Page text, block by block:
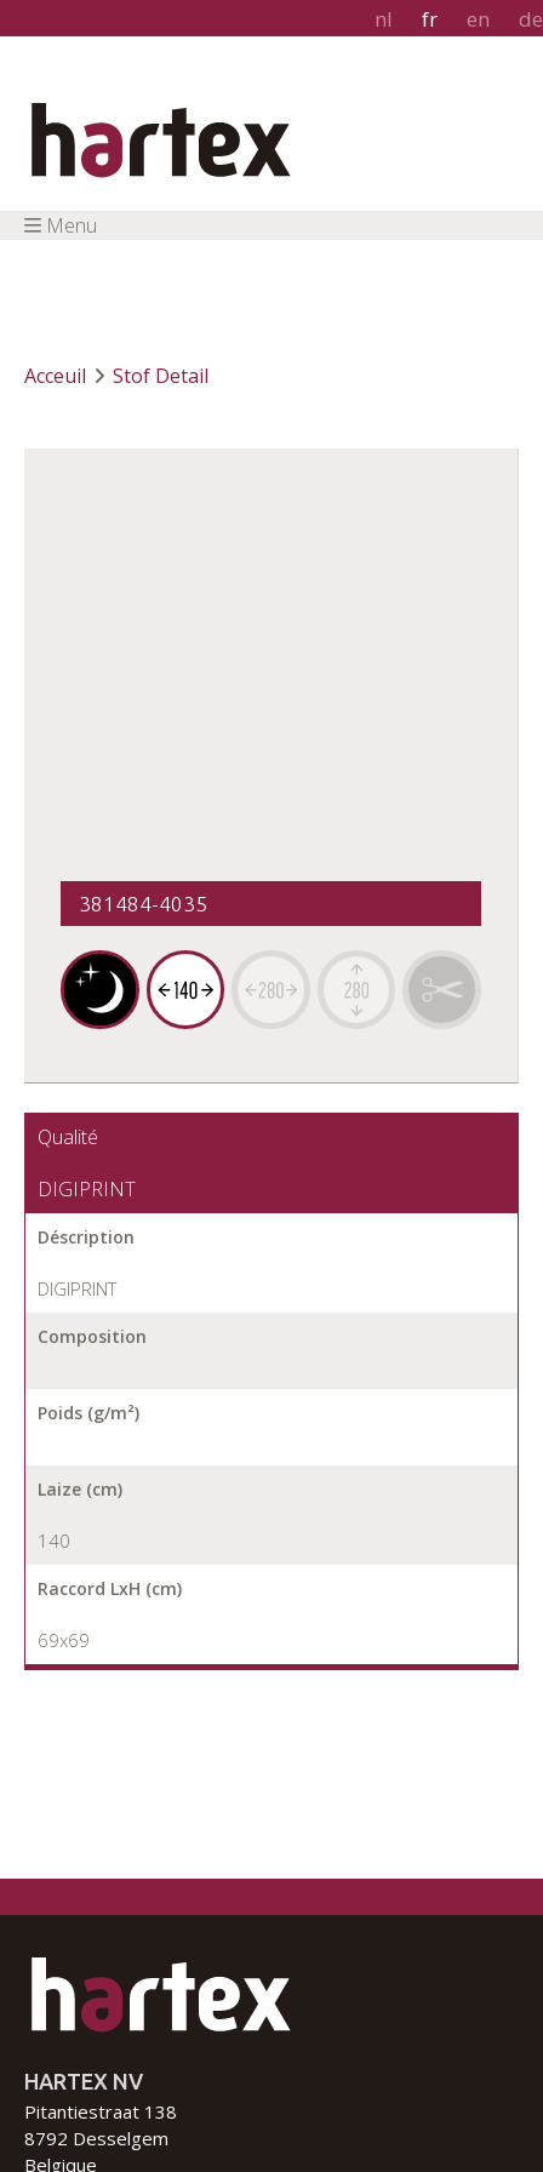
nl fr en de
Menu
Acceuil Stof Detail
381484-4035
Qualité
DIGIPRINT
Déscription
DIGIPRINT
Composition
Poids (g/m²)
Laize (cm)
140
Raccord LxH (cm)
69x69
HARTEX NV
Pitantiestraat 138
8792 Desselgem
Belgique